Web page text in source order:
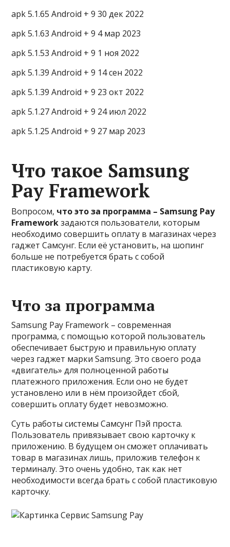
apk 5.1.65 Android + 9 30 дек 2022
apk 5.1.63 Android + 9 4 мар 2023
apk 5.1.53 Android + 9 1 ноя 2022
apk 5.1.39 Android + 9 14 сен 2022
apk 5.1.39 Android + 9 23 окт 2022
apk 5.1.27 Android + 9 24 июл 2022
apk 5.1.25 Android + 9 27 мар 2023
Что такое Samsung
Pay Framework
Вопросом, что это за программа – Samsung Pay
Frameworkзадаются пользователи, которым
необходимо совершить оплату в магазинах через
гаджет Самсунг. Если её установить, на шопинг
больше не потребуется брать с собой
пластиковую карту.
Что за программа
Samsung Pay Framework – современная
программа, с помощью которой пользователь
обеспечивает быструю и правильную оплату
через гаджет марки Samsung. Это своего рода
«двигатель» для полноценной работы
платежного приложения. Если оно не будет
установлено или в нём произойдет сбой,
совершить оплату будет невозможно.
Суть работы системы Самсунг Пэй проста.
Пользователь привязывает свою карточку к
приложению. В будущем он сможет оплачивать
товар в магазинах лишь, приложив телефон к
терминалу. Это очень удобно, так как нет
необходимости всегда брать с собой пластиковую
карточку.